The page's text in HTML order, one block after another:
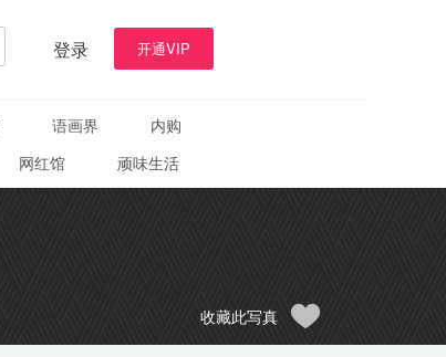
登录 开通VIP
语画界
内购
网红馆 顽味生活
收藏此写真